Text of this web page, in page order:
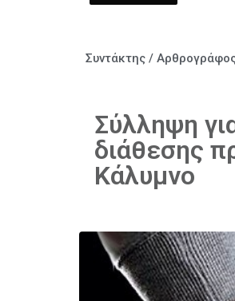
Συντάκτης /
Σύλληψη
διάθεσης
Κάλυμνο